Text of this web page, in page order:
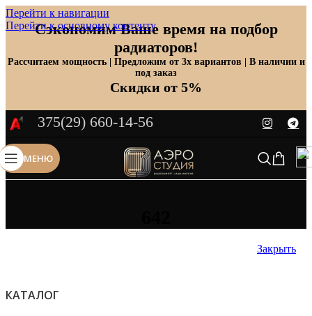
Перейти к навигации
Перейти к основному контенту
Сэкономим Ваше время на подбор
радиаторов!
Рассчитаем мощность | Предложим от 3х вариантов | В наличии и
под заказ
Скидки от 5%
375(29) 660-14-56
МЕНЮ
Закрыть
КАТАЛОГ